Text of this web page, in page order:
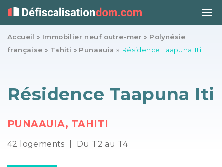
Accueil » Immobilier neuf outre-mer » Polynésie
française » Tahiti » Punaauia » Résidence Taapuna Iti
Résidence Taapuna Iti
PUNAAUIA, TAHITI
42 logements Du T2 au T4